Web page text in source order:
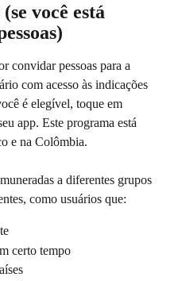
você está
convidar pessoas para a
com acesso às indicações
é elegível, toque em
app. Este programa está
e na Colômbia.
a diferentes grupos
como usuários que:
certo tempo